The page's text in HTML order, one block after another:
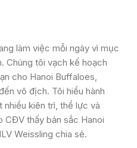
làm việc mỗi ngày vì mục
Chúng tôi vạch kế hoạch
cho Hanoi Buffaloes,
vô địch. Tôi hiểu hành
nhiều kiên trì, thể lực và
CĐV thấy bản sắc Hanoi
Weissling chia sẻ.